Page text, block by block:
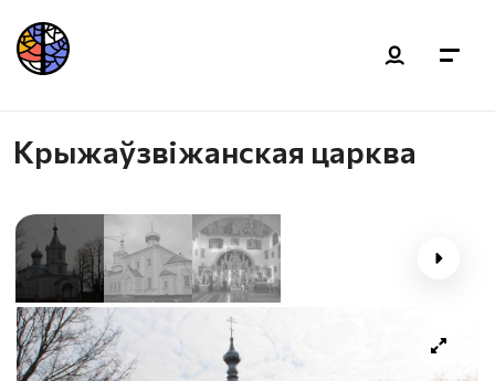
Крыжаўзвіжанская царква